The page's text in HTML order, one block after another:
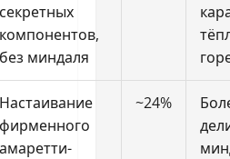
секретных
компонентов,
без миндаля
Настаивание
фирменного
амаретти-
~24%